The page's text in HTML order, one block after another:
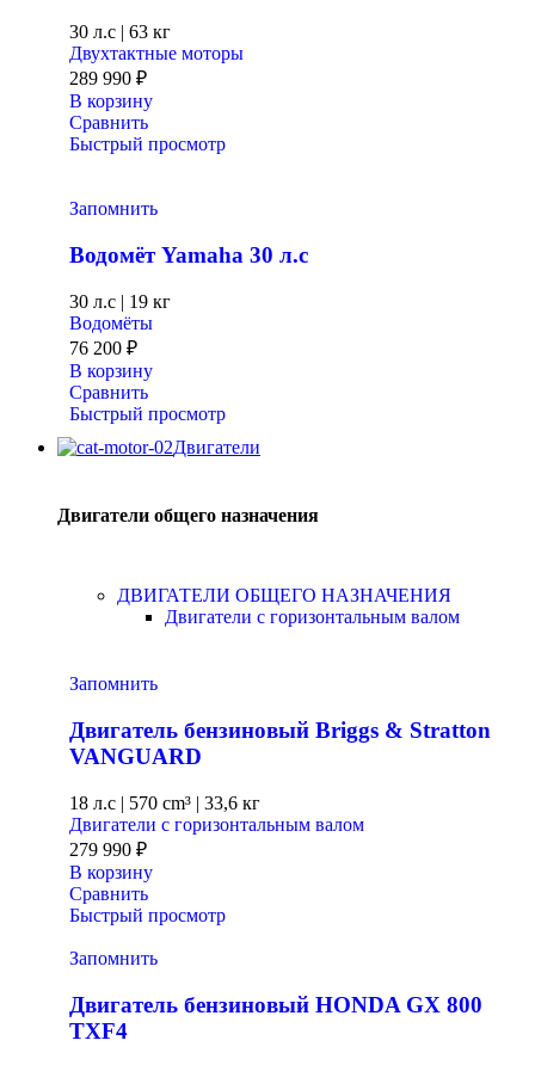
30 л.с | 63 кг
Двухтактные моторы
289 990 ₽
В корзину
Сравнить
Быстрый просмотр
Запомнить
Водомёт Yamaha 30 л.с
30 л.с | 19 кг
Водомёты
76 200 ₽
В корзину
Сравнить
Быстрый просмотр
Двигатели
Двигатели общего назначения
ДВИГАТЕЛИ ОБЩЕГО НАЗНАЧЕНИЯ
Двигатели с горизонтальным валом
Запомнить
Двигатель бензиновый Briggs & Stratton
VANGUARD
18 л.с | 570 cm³ | 33,6 кг
Двигатели с горизонтальным валом
279 990 ₽
В корзину
Сравнить
Быстрый просмотр
Запомнить
Двигатель бензиновый HONDA GX 800
TXF4